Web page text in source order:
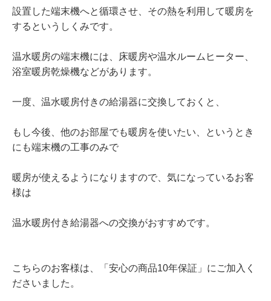
設置した端末機へと循環させ、その熱を利用して暖房を
するというしくみです。
温水暖房の端末機には、床暖房や温水ルームヒーター、
浴室暖房乾燥機などがあります。
一度、温水暖房付きの給湯器に交換しておくと、
もし今後、他のお部屋でも暖房を使いたい、というとき
にも端末機の工事のみで
暖房が使えるようになりますので、気になっているお客
様は
温水暖房付き給湯器への交換がおすすめです。
こちらのお客様は、「安心の商品10年保証」にご加入く
ださいました。